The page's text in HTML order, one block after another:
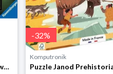
Puzzle Ravensburger Czarownica 1000 el.
-32%
Komputronik